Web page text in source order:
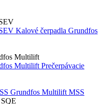
Kalové čerpadla Grundfos
Prečerpávacie
Grundfos Multilift MSS